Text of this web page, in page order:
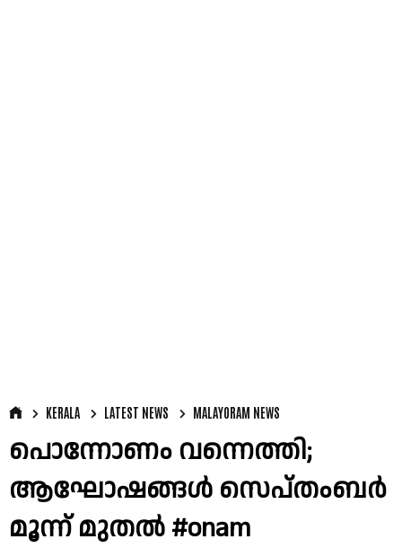
KERALA LATEST NEWS MALAYORAM NEWS
പൊന്നോണം വന്നെത്തി;
ആഘോഷങ്ങൾ സെപ്തംബര്‍
മൂന്ന് മുതൽ #onam